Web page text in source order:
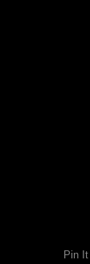
Pin